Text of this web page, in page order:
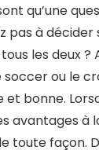
qu’une
pas à
les deux ?
soccer ou le
et bonne.
avantages à
façon.